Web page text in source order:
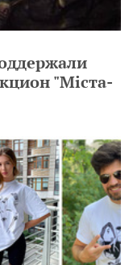
"Міста-